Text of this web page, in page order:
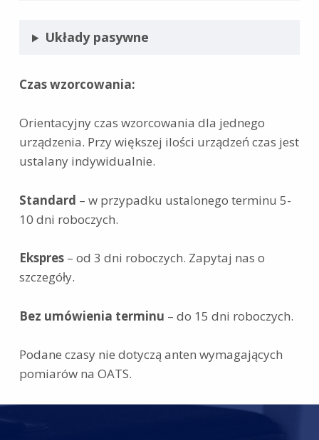
Układy pasywne
Czas wzorcowania:
Orientacyjny czas wzorcowania dla jednego
urządzenia. Przy większej ilości urządzeń czas jest
ustalany indywidualnie.
Standard – w przypadku ustalonego terminu 5-
10 dni roboczych.
Ekspres– od 3 dni roboczych. Zapytaj nas o
szczegóły.
Bez umówienia terminu – do 15 dni roboczych.
Podane czasy nie dotyczą anten wymagających
pomiarów na OATS.
Skip back to main navigation